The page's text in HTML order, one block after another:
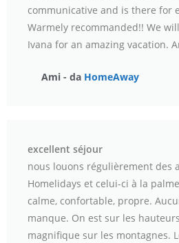
communicative and is there for
Warmely recommanded!! We
Ivana for an amazing vacation.
Ami - da HomeAway
excellent séjour
nous louons régulièrement des
Homelidays et celui-ci à la
calme, confortable, propre.
manque. On est sur les
magnifique sur les montagnes.